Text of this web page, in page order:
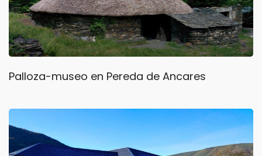
Palloza-museo en Pereda de Ancares